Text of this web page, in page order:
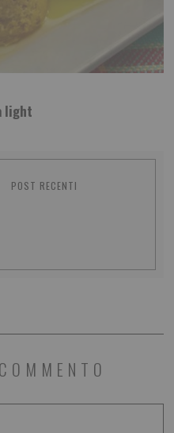
light
POST RECENTI